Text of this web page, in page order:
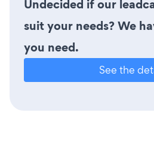
Undecided if our
suit your needs? We
you need.
See the